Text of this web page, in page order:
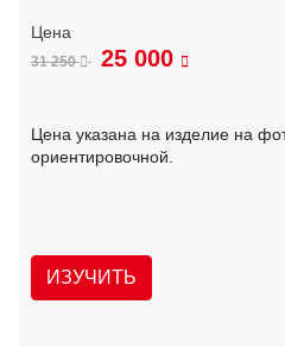
31 250 25 000
Цена указана на изделие на
ориентировочной.
ИЗУЧИТЬ